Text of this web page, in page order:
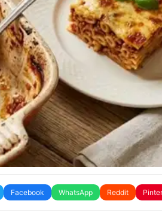
Facebook WhatsApp Reddit